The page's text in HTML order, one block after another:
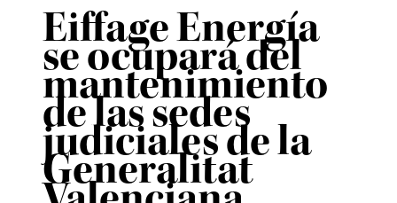
Eiffage Energía
se ocupará del
mantenimiento
de las sedes
judiciales de la
Generalitat